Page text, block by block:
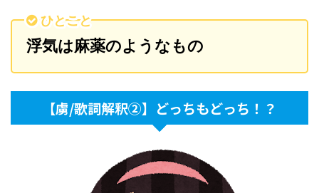
ひとこと
浮気は麻薬のようなもの
【虜/歌詞解釈②】どっちもどっち！？